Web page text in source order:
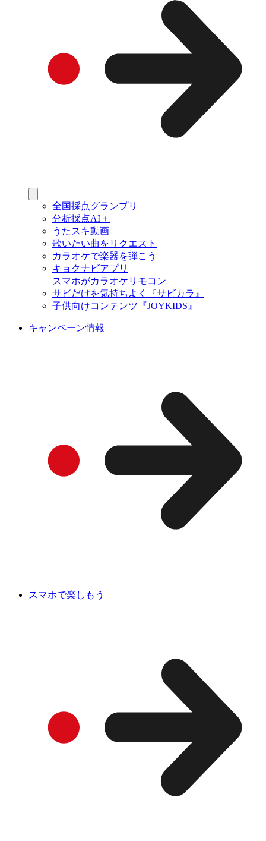
全国採点グランプリ
分析採点AI＋
うたスキ動画
歌いたい曲をリクエスト
カラオケで楽器を弾こう
キョクナビアプリ
スマホがカラオケリモコン
サビだけを気持ちよく『サビカラ』
子供向けコンテンツ『JOYKIDS』
キャンペーン情報
スマホで楽しもう